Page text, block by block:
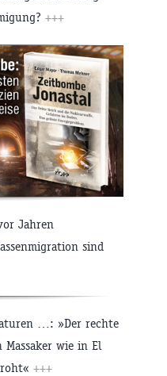
+++
Jahren
sind
…: »Der rechte
wie in El
+++